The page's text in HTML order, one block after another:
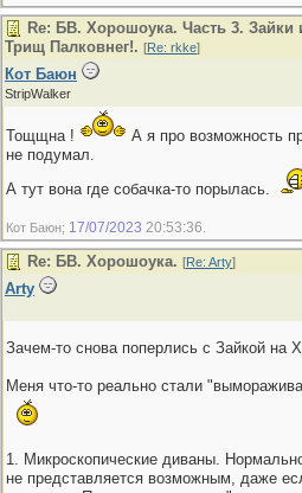
Re: БВ. Хорошоука. Часть 3. Зайки
Трищ Палковнег!. [Re: rkke]
Кот Баюн
StripWalker
Тощщна !
А я про возможность
не подумал.
А тут вона где собачка-то порылась.
Кот Баюн; 17/07/2023 20:53:36
Re: БВ. Хорошоука. [Re: Arty]
Arty
Зачем-то снова поперлись с Зайкой на
Меня что-то реально стали
1. Микроскопические диваны.
не представляется возможным, даже